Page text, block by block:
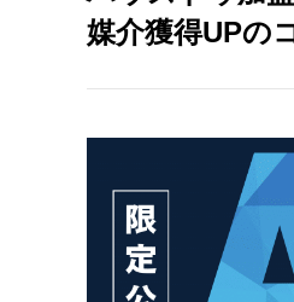
媒介獲得UPの